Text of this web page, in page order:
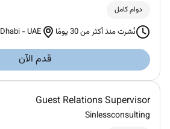
دوام كامل
نُشرت منذ أكثر من 30 يومًا -UAE
قدم الآن
Guest Relations Supervisor
Sinlessconsulting